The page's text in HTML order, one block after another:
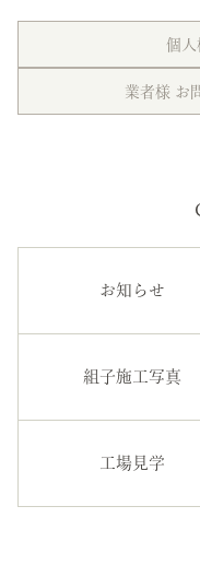
個人
業者様 お
お知らせ
組子施工写真
工場見学